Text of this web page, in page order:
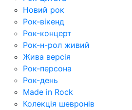
Новий рок
Рок-вікенд
Рок-концерт
Рок-н-рол живий
Жива версія
Рок-персона
Рок-день
Made in Rock
Колекція шевронів